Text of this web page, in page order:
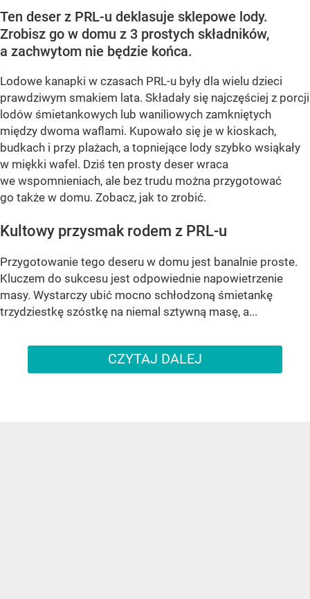
Ten deser z PRL-u deklasuje sklepowe lody.
Zrobisz go w domu z 3 prostych składników,
a zachwytom nie będzie końca.
Lodowe kanapki w czasach PRL-u były dla wielu dzieci
prawdziwym smakiem lata. Składały się najczęściej z porcji
lodów śmietankowych lub waniliowych zamkniętych
między dwoma waflami. Kupowało się je w kioskach,
budkach i przy plażach, a topniejące lody szybko wsiąkały
w miękki wafel. Dziś ten prosty deser wraca
we wspomnieniach, ale bez trudu można przygotować
go także w domu. Zobacz, jak to zrobić.
Kultowy przysmak rodem z PRL-u
Przygotowanie tego deseru w domu jest banalnie proste.
Kluczem do sukcesu jest odpowiednie napowietrzenie
masy. Wystarczy ubić mocno schłodzoną śmietankę
trzydziestkę szóstkę na niemal sztywną masę, a...
CZYTAJ DALEJ